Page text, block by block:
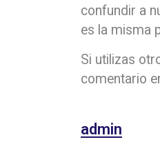
confundir a
es la misma
Si utilizas
comentario
admin